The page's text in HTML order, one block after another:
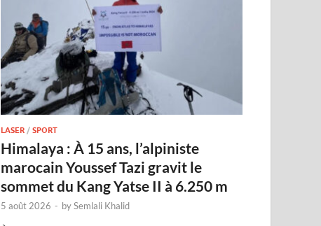
LASER /SPORT
Himalaya : À 15 ans, l’alpiniste
marocain Youssef Tazi gravit le
sommet du Kang Yatse II à 6.250 m
5 août 2026 - bySemlali Khalid